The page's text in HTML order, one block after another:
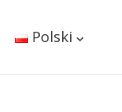
Polski